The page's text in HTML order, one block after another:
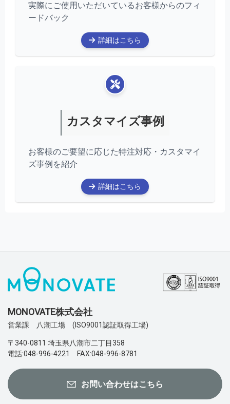
実際にご使用いただいているお客様からのフィ
ードバック
詳細はこちら
カスタマイズ事例
お客様のご要望に応じた特注対応・カスタマイ
ズ事例を紹介
詳細はこちら
MONOVATE株式会社
営業課 八潮工場 (ISO9001認証取得工場)
〒340-0811 埼玉県八潮市二丁目358
電話:048-996-4221 FAX:048-996-8781
お問い合わせはこちら